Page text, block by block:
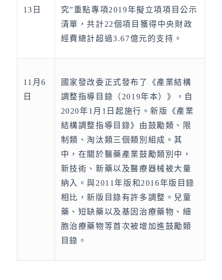
13日
究”重點專項2019年擬立項項目公示
清單，共計22個項目獲得中央財政
經費總計超過3.67億元的支持。
11月6
日
國家發改委正式發布了《產業結構
調整指導目錄（2019年本）》，自
2020年1月1日起施行。新版《產業
結構調整指導目錄》由鼓勵類、限
制類、淘汰類三個類別組成。其
中，在關於醫藥產業鼓勵類別中，
新技術、新藥以及醫療器械被大量
納入。與2011年版和2016年版目錄
相比，新版目錄有許多調整。兒童
藥、短缺藥以及基因治療藥物、細
胞治療藥物等首次被增加進鼓勵類
目錄。